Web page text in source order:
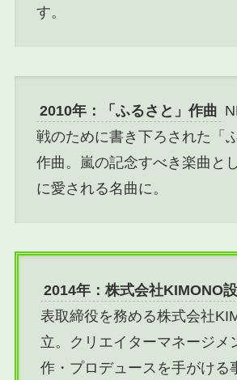
す。
2010年：「ふるさと」作曲
戦のために書き下ろされた「
作曲。嵐の記念すべき楽曲と
に愛される名曲に。
2014年：株式会社KIMONO
表取締役を務める株式会社
立。クリエイターマネージメ
作・プロデュースを手がける